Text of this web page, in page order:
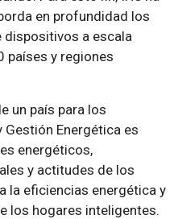
en profundidad los
dispositivos a escala
países y regiones
un país para los
Energética es
energéticos,
y actitudes de los
la eficiencias energética y
los hogares inteligentes.